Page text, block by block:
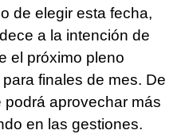
de elegir esta fecha,
a la intención de
el próximo pleno
finales de mes. De
aprovechar más
en las gestiones.